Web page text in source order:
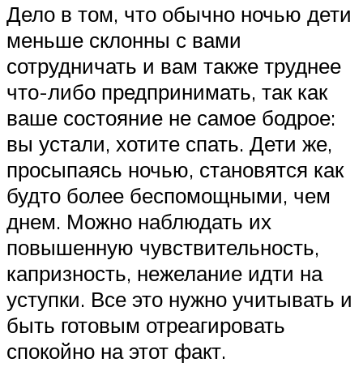
Дело в том, что обычно ночью дети
меньше склонны с вами
сотрудничать и вам также труднее
что-либо предпринимать, так как
ваше состояние не самое бодрое:
вы устали, хотите спать. Дети же,
просыпаясь ночью, становятся как
будто более беспомощными, чем
днем. Можно наблюдать их
повышенную чувствительность,
капризность, нежелание идти на
уступки. Все это нужно учитывать и
быть готовым отреагировать
спокойно на этот факт.